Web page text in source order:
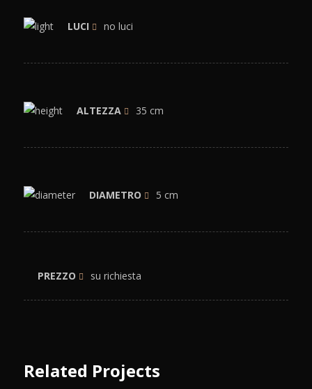
LUCI no luci
ALTEZZA 35 cm
DIAMETRO 5 cm
PREZZO su richiesta
Related Projects